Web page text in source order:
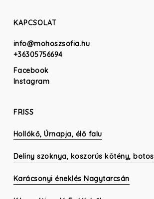
KAPCSOLAT
info@mohoszsofia.hu
+36305756694
Facebook
Instagram
FRISS
Hollókő, Úrnapja, élő falu
Deliny szoknya, koszorús kötény, botos
Karácsonyi éneklés Nagytarcsán